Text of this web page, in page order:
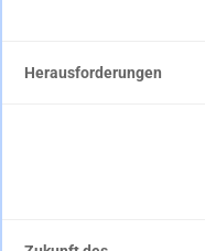
Herausforderungen